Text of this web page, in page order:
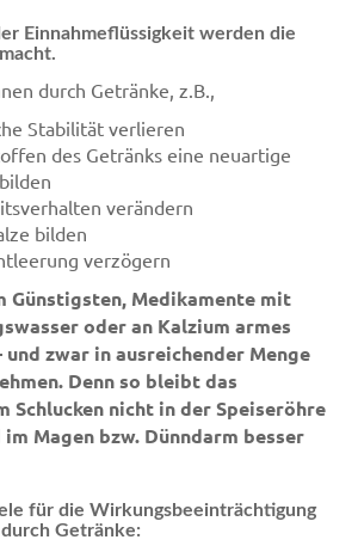
Einnahmeflüssigkeit werden die
durch Getränke, z.B.,
Stabilität verlieren
des Getränks eine neuartige
verändern
bilden
verzögern
Günstigsten, Medikamente mit
oder an Kalzium armes
zwar in ausreichender Menge
Denn so bleibt das
Schlucken nicht in der Speiseröhre
Magen bzw. Dünndarm besser
für die Wirkungsbeeinträchtigung
Getränke: